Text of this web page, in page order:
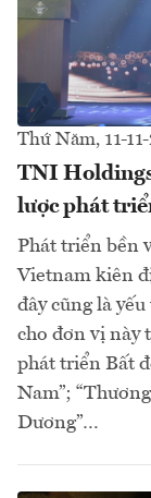
Thứ Năm, 11-
TNI
lược phát
Phát triển bền
Vietnam kiên
đây cũng là
cho đơn vị này
phát triển Bất
Nam”;
Dương”…